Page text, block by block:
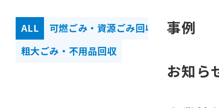
事例
お知ら
ALL
可燃ごみ・資源ごみ回収
粗大ごみ・不用品回収